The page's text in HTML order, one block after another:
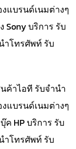
แบรนด์เนมต่างๆ
Sony บริการ รับ
ำโทรศัพท์ รับ
ค้าไอที รับจำนำ
แบรนด์เนมต่างๆ
HP บริการ รับ
ำโทรศัพท์ รับ